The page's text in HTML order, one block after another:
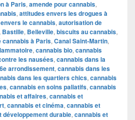
à Paris, amende pour cannabis,
, attitudes envers les drogues à
le cannabis, autorisation de
Bastille, Belleville, biscuits au cannabis,
cannabis à Paris, Canal Saint-Martin,
, cannabis bio, cannabis
les nausées, cannabis dans la
arrondissement, cannabis dans les
dans les quartiers chics, cannabis
, cannabis en soins paliatifs, cannabis
et affaires, cannabis et
, cannabis et cinéma, cannabis et
développement durable, cannabis et